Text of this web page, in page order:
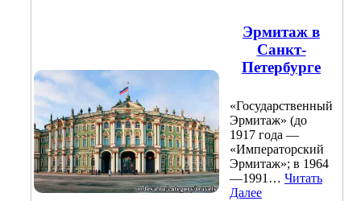
Эрмитаж в
Санкт-
Петербурге
«Государственный
Эрмитаж» (до
1917 года —
«Императорский
Эрмитаж»; в 1964
—1991… Читать
Далее